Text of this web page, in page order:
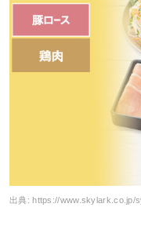
出典:https://www.skylark.co.jp/